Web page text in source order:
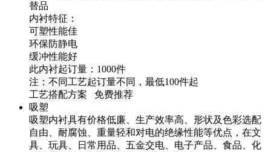
替品
内衬特征：
可塑性能佳
环保防静电
缓冲性能好
此内衬起订量：1000件
注：不同工艺起订量不同，最低100件起
工艺搭配方案 免费推荐
吸塑
吸塑内衬具有价格低廉、生产效率高、形状及色彩选配
自由、耐腐蚀、重量轻和对电的绝缘性能等优点，在文
具、玩具、日常用品、五金交电、电子产品、食品、化